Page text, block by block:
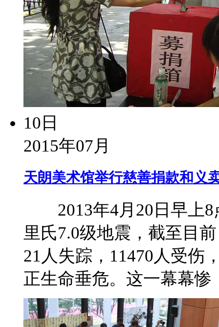
10日
2015年07月
天朗美术馆举行慈善捐款和义
2013年4月20日早上8
里氏7.0级地震，截至目
21人失踪，11470人受伤
正生命垂危。这一幕幕惨